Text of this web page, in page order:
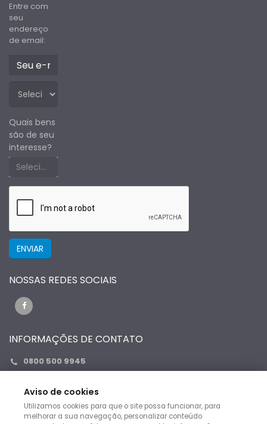
Aviso de cookies
Utilizamos cookies para que o site possa funcionar, para
melhorar a sua navegação, personalizar conteúdo
Entre com
seu
endereço
de email:
Quais bens
são de seu
interesse?
Selecione um estado primeiro
NOSSAS REDES SOCIAIS
INFORMAÇÕES DE CONTATO
0800 500 9945
contato@fabioleiloes.com.br